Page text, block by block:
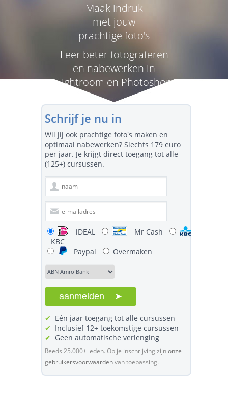
Maak indruk
met jouw
prachtige foto's
Leer beter fotograferen
en nabewerken in
Lightroom en Photoshop
Schrijf je nu in
Wil jij ook prachtige foto's maken en
optimaal nabewerken? Slechts 179 euro
per jaar. Je krijgt direct toegang tot alle
(125+) cursussen.
iDEAL
Mr Cash
KBC
Paypal
Overmaken
✔ Eén jaar toegang tot alle cursussen
✔ Inclusief 12+ toekomstige cursussen
✔ Geen automatische verlenging
Reeds 25.000+ leden. Op je inschrijving zijnonze
gebruikersvoorwaardenvan toepassing.